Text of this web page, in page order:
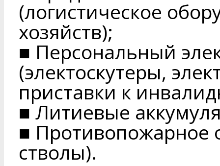
(логистическое
хозяйств);
■ Персональный
(электоскутеры,
приставки к
■ Литиевые
■ Противопожарное
стволы).